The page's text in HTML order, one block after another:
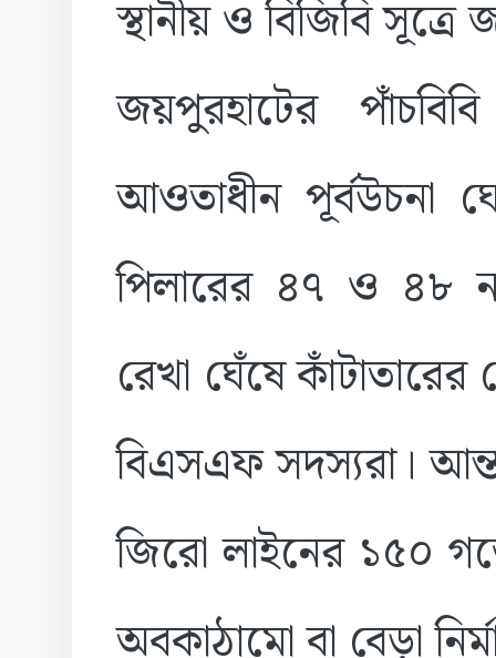
স্থানীয় ও বিজিবি
জয়পুরহাটের
আওতাধীন পূর্বউচনা
পিলারের ৪৭ ও ৪৮
রেখা ঘেঁষে
বিএসএফ সদস্যরা।
জিরো লাইনের ১৫০
অবকাঠামো বা বেড়া